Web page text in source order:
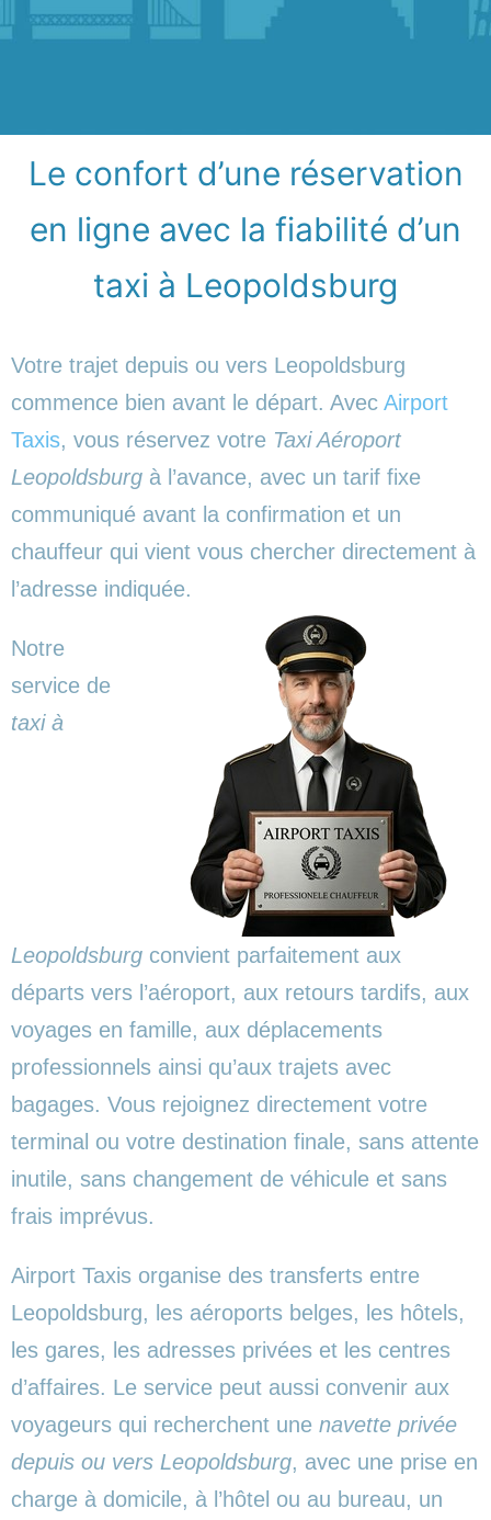
Le confort d’une réservation
en ligne avec la fiabilité d’un
taxi à Leopoldsburg
Votre trajet depuis ou vers Leopoldsburg
commence bien avant le départ. Avec Airport
Taxis, vous réservez votre Taxi Aéroport
Leopoldsburg à l’avance, avec un tarif fixe
communiqué avant la confirmation et un
chauffeur qui vient vous chercher directement à
l’adresse indiquée.
Notre
service de
taxi à
Leopoldsburg convient parfaitement aux
départs vers l’aéroport, aux retours tardifs, aux
voyages en famille, aux déplacements
professionnels ainsi qu’aux trajets avec
bagages. Vous rejoignez directement votre
terminal ou votre destination finale, sans attente
inutile, sans changement de véhicule et sans
frais imprévus.
Airport Taxis organise des transferts entre
Leopoldsburg, les aéroports belges, les hôtels,
les gares, les adresses privées et les centres
d’affaires. Le service peut aussi convenir aux
voyageurs qui recherchent une navette privée
depuis ou vers Leopoldsburg, avec une prise en
charge à domicile, à l’hôtel ou au bureau, un